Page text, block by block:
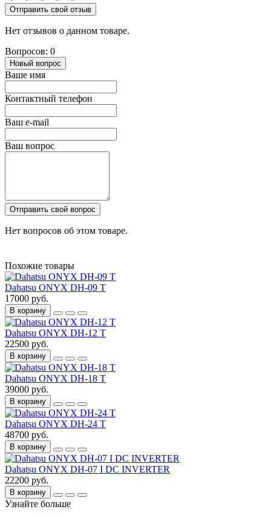
Отправить свой отзыв
Нет отзывов о данном товаре.
Вопросов: 0
Новый вопрос
Ваше имя
Контактный телефон
Ваш e-mail
Ваш вопрос
Отправить свой вопрос
Нет вопросов об этом товаре.
Похожие товары
Dahatsu ONYX DH-09 T
17000 руб.
В корзину
Dahatsu ONYX DH-12 T
22500 руб.
В корзину
Dahatsu ONYX DH-18 T
39000 руб.
В корзину
Dahatsu ONYX DH-24 T
48700 руб.
В корзину
Dahatsu ONYX DH-07 I DC INVERTER
22200 руб.
В корзину
Узнайте больше